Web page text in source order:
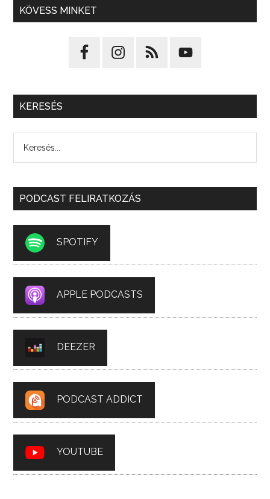
KÖVESS MINKET
KERESÉS
PODCAST FELIRATKOZÁS
SPOTIFY
APPLE PODCASTS
DEEZER
PODCAST ADDICT
YOUTUBE